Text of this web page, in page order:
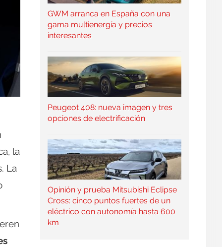
la
La
GWM arranca en España con una
gama multienergía y precios
interesantes
Peugeot 408: nueva imagen y tres
opciones de electrificación
Opinión y prueba Mitsubishi Eclipse
Cross: cinco puntos fuertes de un
eléctrico con autonomía hasta 600
km